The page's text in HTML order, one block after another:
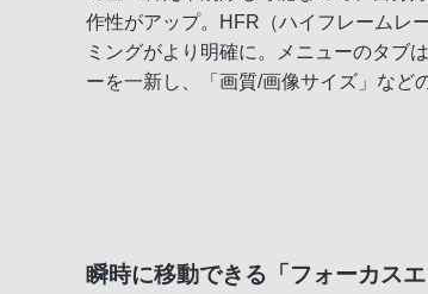
作性がアップ。HFR（ハイフレームレ
ミングがより明確に。メニューのタブ
ーを一新し、「画質/画像サイズ」など
瞬時に移動できる「フォーカス